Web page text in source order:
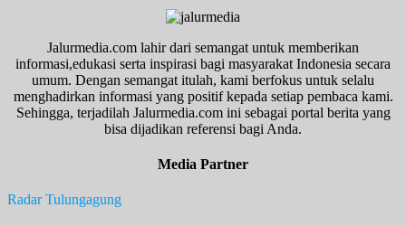
Jalurmedia.com lahir dari semangat untuk memberikan
informasi,edukasi serta inspirasi bagi masyarakat Indonesia secara
umum. Dengan semangat itulah, kami berfokus untuk selalu
menghadirkan informasi yang positif kepada setiap pembaca kami.
Sehingga, terjadilah Jalurmedia.com ini sebagai portal berita yang
bisa dijadikan referensi bagi Anda.
Media Partner
Radar Tulungagung